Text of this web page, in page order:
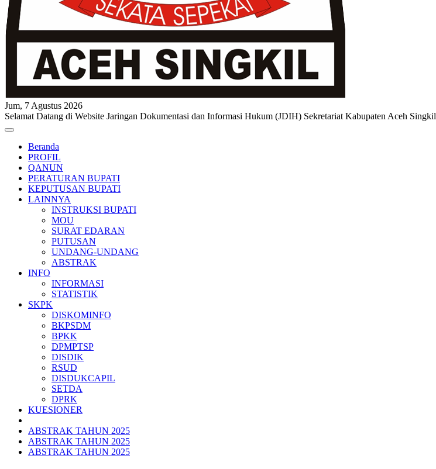
Jum, 7 Agustus 2026
Selamat Datang di Website Jaringan Dokumentasi dan Informasi Hukum (JDIH) Sekretariat Kabupaten Aceh Singkil
Beranda
PROFIL
QANUN
PERATURAN BUPATI
KEPUTUSAN BUPATI
LAINNYA
INSTRUKSI BUPATI
MOU
SURAT EDARAN
PUTUSAN
UNDANG-UNDANG
ABSTRAK
INFO
INFORMASI
STATISTIK
SKPK
DISKOMINFO
BKPSDM
BPKK
DPMPTSP
DISDIK
RSUD
DISDUKCAPIL
SETDA
DPRK
KUESIONER
ABSTRAK TAHUN 2025
ABSTRAK TAHUN 2025
ABSTRAK TAHUN 2025